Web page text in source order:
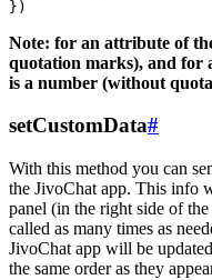
Note: for an attribute of
quotation marks), and
is a number (without
setCustomData#
With this method you can
the JivoChat app. This info
panel (in the right side of
called as many times as
JivoChat app will be
the same order as they